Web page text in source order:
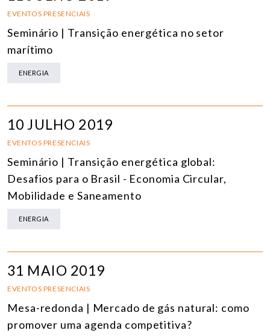
EVENTOS PRESENCIAIS
Seminário | Transição energética no setor
marítimo
ENERGIA
10 JULHO 2019
EVENTOS PRESENCIAIS
Seminário | Transição energética global:
Desafios para o Brasil - Economia Circular,
Mobilidade e Saneamento
ENERGIA
31 MAIO 2019
EVENTOS PRESENCIAIS
Mesa-redonda | Mercado de gás natural: como
promover uma agenda competitiva?